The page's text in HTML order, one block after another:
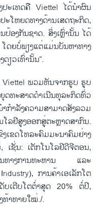
ປະ​ເທດ​ຄື Viettel ໄດ້​ນຳ​ຜົນ​
ຫຍດທາງ​ດ້ານ​ເສດ​ຖະ​ກິດ,
ປ້ອງ​ກັນ​ຊາດ. ສິ່ງ​ເຫຼົ່າ​ນັ້ນ ໄດ້​
ຍບໍ່​ພຽງ​ແຕ່​ແມ່ນ​ບັນ​ຫາ​ທາງ​
ຽວເທົ່າ​ນັ້ນ”.
ພວມ​ຫັນ​ຈາກ​ຮູບ ຮູບ​
ດ​ທະ​ສາດ​ດຳ​ເນີນ​ທຸ​ລະ​ກິດ​ທົ່ວ​
ກຳ​ລັງ​ຄວາມ​ສາ​ມາດ​ສັງ​ລວມ​
ຢີ​ສູງ​ອອກ​ສູ່​ຕະຫຼາດ​ສາ​ກົນ.
ຂດ​ໂທ​ລະ​ຄົມ​ມະ​ນາ​ຄົມ​ຢ່າງ​
ເຊັ່ນ: ເຕັກ​ໂນ​ໂລ​ຢີ​ດີ​ຈີ​ຕອນ,
ໃນທາງການທະຫານ ແລະ
ກ​ານ​ຄ​້າ​ເອ​ເລັກ​ໂຕ​
ເຕີບ​ໂຕ​ຕ່ຳ​ສຸດ 20% ຕ​ໍ່​ປີ,
າ​ທາຍ​ໃໝ່./.